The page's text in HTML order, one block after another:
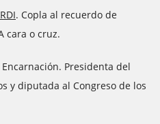
. Copla al recuerdo de
cara o cruz.
Presidenta del
y diputada al Congreso de los